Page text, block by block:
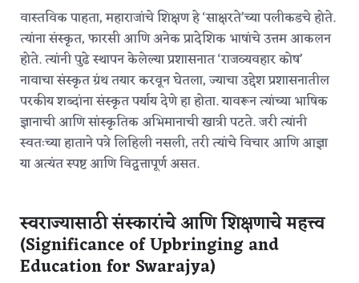
वास्तविक पाहता, महाराजांचे शिक्षण हे ‘साक्षरते’च्या पलीकडचे होते.
त्यांना संस्कृत, फारसी आणि अनेक प्रादेशिक भाषांचे उत्तम आकलन
होते.त्यांनी पुढे स्थापन केलेल्या प्रशासनात ‘राजव्यवहार कोष’
नावाचा संस्कृत ग्रंथ तयार करवून घेतला, ज्याचा उद्देश प्रशासनातील
परकीय शब्दांना संस्कृत पर्याय देणे हा होता.यावरून त्यांच्या भाषिक
ज्ञानाची आणि सांस्कृतिक अभिमानाची खात्री पटते. जरी त्यांनी
स्वतःच्या हाताने पत्रे लिहिली नसली, तरी त्यांचे विचार आणि आज्ञा
या अत्यंत स्पष्ट आणि विद्वत्तापूर्ण असत.
स्वराज्यासाठी संस्कारांचे आणि शिक्षणाचे महत्त्व
(Significance of Upbringing and
Education for Swarajya)